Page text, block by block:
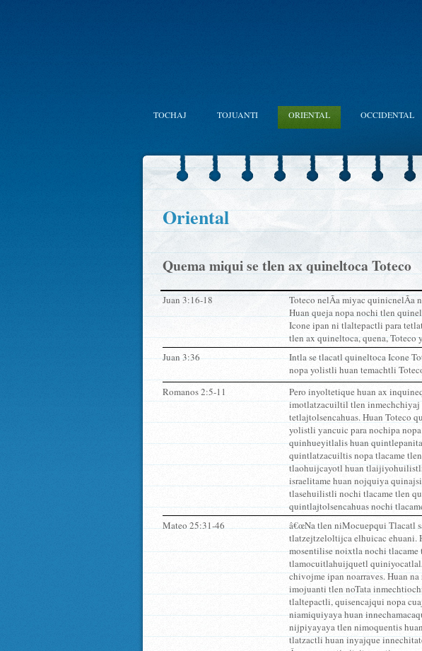
TOCHAJ TOJUANTI ORIENTAL OCCIDENTAL
Oriental
Quema miqui se tlen ax quineltoca Toteco
Juan 3:16-18
Toteco nelÃ­a miyac quinicnelÃ­a
Huan queja nopa nochi tlen
Icone ipan ni tlaltepactli para
tlen ax quineltoca, quena,
Juan 3:36
Intla se tlacatl quineltoca Icone
nopa yolistli huan temachtli
Romanos 2:5-11
Pero inyoltetique huan ax
imotlatzacuiltil tlen inmechchiyaj
tetlajtolsencahuas. Huan Toteco
yolistli yancuic para nochipa
quinhueyitlalis huan
quintlatzacuiltis nopa tlacame
tlaohuijcayotl huan
israelitame huan nojquiya
tlasehuilistli nochi tlacame tlen
quintlajtolsencahuas nochi
Mateo 25:31-46
â€œNa tlen niMocuepqui Tlacatl
tlatzejtzeloltijca elhuicac ehuani.
mosentilise noixtla nochi
tlamocuitlahuijquetl
chivojme ipan noarraves. Huan
imojuanti tlen noTata
tlaltepactli, quisencajqui nopa
niamiquiyaya huan
nijpiyayaya tlen nimoquentis
tlatzactli huan inyajque